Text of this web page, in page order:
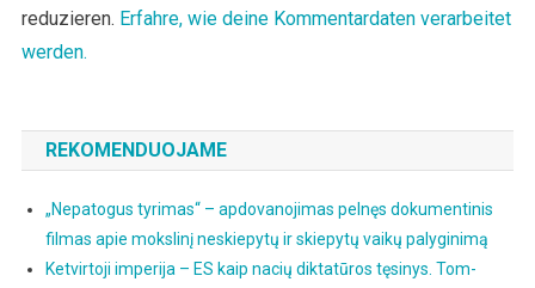
reduzieren. Erfahre, wie deine Kommentardaten verarbeitet
werden.
REKOMENDUOJAME
„Nepatogus tyrimas“ – apdovanojimas pelnęs dokumentinis
filmas apie mokslinį neskiepytų ir skiepytų vaikų palyginimą
Ketvirtoji imperija – ES kaip nacių diktatūros tęsinys. Tom-